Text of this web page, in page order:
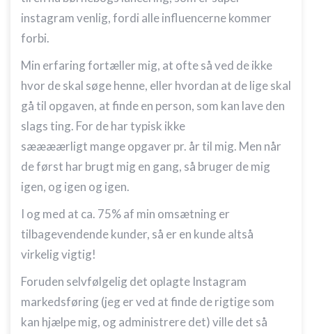
instagram venlig, fordi alle influencerne kommer
forbi.
Min erfaring fortæller mig, at ofte så ved de ikke
hvor de skal søge henne, eller hvordan at de lige skal
gå til opgaven, at finde en person, som kan lave den
slags ting. For de har typisk ikke
sæææærligt mange opgaver pr. år til mig. Men når
de først har brugt mig en gang, så bruger de mig
igen, og igen og igen.
I og med at ca. 75% af min omsætning er
tilbagevendende kunder, så er en kunde altså
virkelig vigtig!
Foruden selvfølgelig det oplagte Instagram
markedsføring (jeg er ved at finde de rigtige som
kan hjælpe mig, og administrere det) ville det så